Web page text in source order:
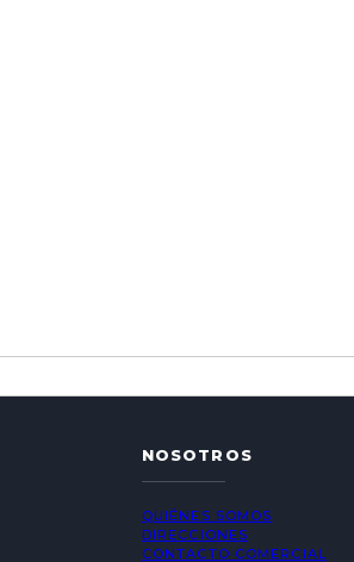
NOSOTROS
QUIÉNES SOMOS
DIRECCIONES
CONTACTO COMERCIAL